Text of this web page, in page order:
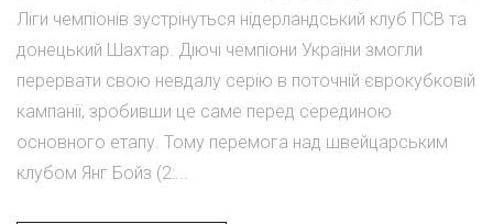
Ліги чемпіонів зустрінуться нідерландський клуб ПСВ та
донецький Шахтар. Діючі чемпіони України змогли
перервати свою невдалу серію в поточній єврокубковій
кампанії, зробивши це саме перед серединою
основного етапу. Тому перемога над швейцарським
клубом Янг Бойз (2:...